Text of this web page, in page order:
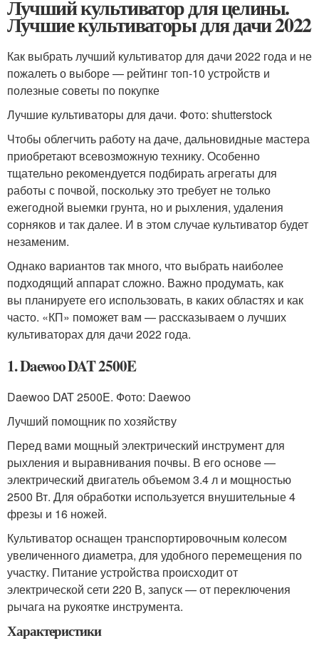
Лучший культиватор для целины.
Лучшие культиваторы для дачи 2022
Как выбрать лучший культиватор для дачи 2022 года и не
пожалеть о выборе — рейтинг топ-10 устройств и
полезные советы по покупке
Лучшие культиваторы для дачи. Фото: shutterstock
Чтобы облегчить работу на даче, дальновидные мастера
приобретают всевозможную технику. Особенно
тщательно рекомендуется подбирать агрегаты для
работы с почвой, поскольку это требует не только
ежегодной выемки грунта, но и рыхления, удаления
сорняков и так далее. И в этом случае культиватор будет
незаменим.
Однако вариантов так много, что выбрать наиболее
подходящий аппарат сложно. Важно продумать, как
вы планируете его использовать, в каких областях и как
часто. «КП» поможет вам — рассказываем о лучших
культиваторах для дачи 2022 года.
1. Daewoo DAT 2500E
Daewoo DAT 2500E. Фото: Daewoo
Лучший помощник по хозяйству
Перед вами мощный электрический инструмент для
рыхления и выравнивания почвы. В его основе —
электрический двигатель объемом 3.4 л и мощностью
2500 Вт. Для обработки используется внушительные 4
фрезы и 16 ножей.
Культиватор оснащен транспортировочным колесом
увеличенного диаметра, для удобного перемещения по
участку. Питание устройства происходит от
электрической сети 220 В, запуск — от переключения
рычага на рукоятке инструмента.
Характеристики